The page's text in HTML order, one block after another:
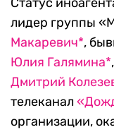
лидер группы
Макаревич*,
Юлия Галямина*
Дмитрий
телеканал
организации,